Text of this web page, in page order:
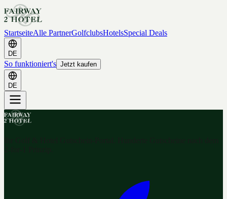
StartseiteAlle PartnerGolfclubsHotelsSpecial Deals
DE
So funktioniert's Jetzt kaufen
DE